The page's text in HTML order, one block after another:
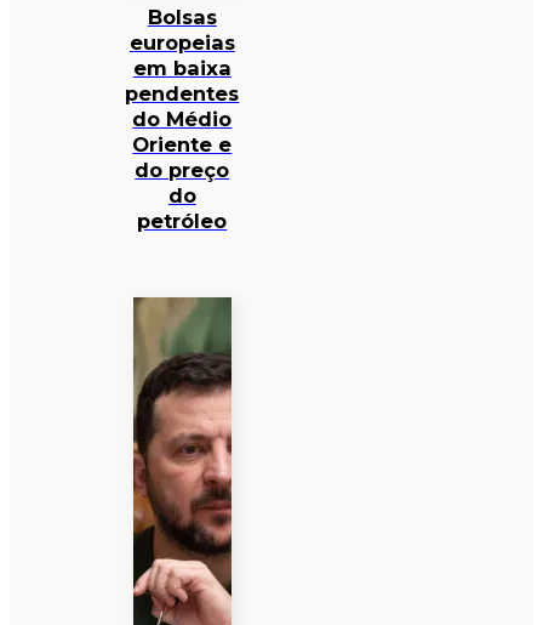
Bolsas
europeias
em baixa
pendentes
do Médio
Oriente e
do preço
do
petróleo